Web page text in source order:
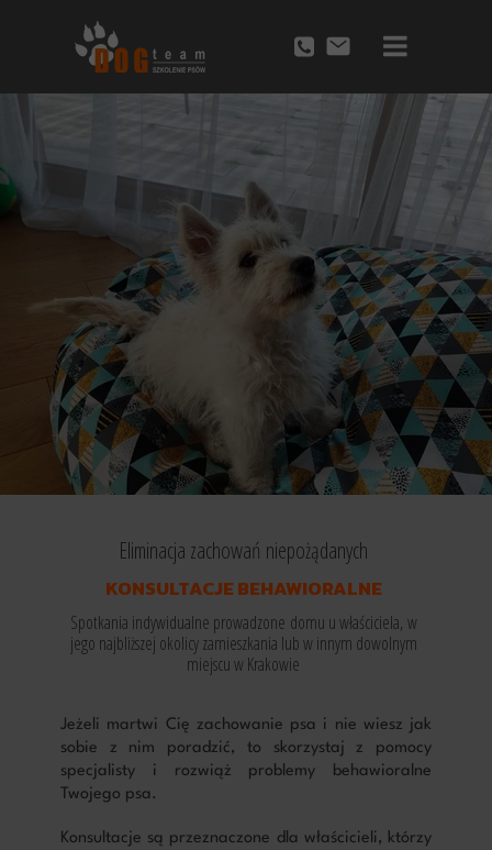
Przycisk
Jeżeli martwi Cię zachowanie psa i nie wiesz jak
sobie z nim poradzić, to skorzystaj z pomocy
specjalisty i rozwiąż problemy behawioralne
Twojego psa.
Konsultacje są przeznaczone dla właścicieli, którzy
Eliminacja zachowań niepożądanych
KONSULTACJE BEHAWIORALNE
Spotkania indywidualne prowadzone domu u właściciela, w
jego najbliższej okolicy zamieszkania lub w innym dowolnym
miejscu w Krakowie